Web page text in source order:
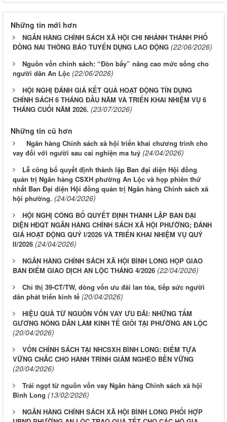
Những tin mới hơn
NGÂN HÀNG CHÍNH SÁCH XÃ HỘI CHI NHÁNH THÀNH PHỐ
ĐỒNG NAI THÔNG BÁO TUYỂN DỤNG LAO ĐỘNG (22/06/2026)
Nguồn vốn chính sách: “Đòn bẩy” nâng cao mức sống cho
người dân An Lộc (22/06/2026)
HỘI NGHỊ ĐÁNH GIÁ KẾT QUẢ HOẠT ĐỘNG TÍN DỤNG
CHÍNH SÁCH 6 THÁNG ĐẦU NĂM VÀ TRIỂN KHAI NHIỆM VỤ 6
THÁNG CUỐI NĂM 2026. (23/07/2026)
Những tin cũ hơn
Ngân hàng Chính sách xã hội triển khai chương trình cho
vay đối với người sau cai nghiện ma tuý (24/04/2026)
Lễ công bố quyết định thành lập Ban đại diện Hội đồng
quản trị Ngân hàng CSXH phường An Lộc và họp phiên thứ
nhất Ban Đại diện Hội đồng quản trị Ngân hàng Chính sách xã
hội phường. (24/04/2026)
HỘI NGHỊ CÔNG BỐ QUYẾT ĐỊNH THÀNH LẬP BAN ĐẠI
DIỆN HĐQT NGÂN HÀNG CHÍNH SÁCH XÃ HỘI PHƯỜNG; ĐÁNH
GIÁ HOẠT ĐỘNG QUÝ I/2026 VÀ TRIỂN KHAI NHIỆM VỤ QUÝ
II/2026 (24/04/2026)
NGÂN HÀNG CHÍNH SÁCH XÃ HỘI BÌNH LONG HỌP GIAO
BAN ĐIỂM GIAO DỊCH AN LỘC THÁNG 4/2026 (22/04/2026)
Chỉ thị 39-CT/TW, dòng vốn ưu đãi lan tỏa, tiếp sức người
dân phát triển kinh tế (20/04/2026)
HIỆU QUẢ TỪ NGUỒN VỐN VAY ƯU ĐÃI: NHỮNG TẤM
GƯƠNG NÔNG DÂN LÀM KINH TẾ GIỎI TẠI PHƯỜNG AN LỘC
(20/04/2026)
VỐN CHÍNH SÁCH TẠI NHCSXH BÌNH LONG: ĐIỂM TỰA
VỮNG CHẮC CHO HÀNH TRÌNH GIẢM NGHÈO BỀN VỮNG
(20/04/2026)
Trái ngọt từ nguồn vốn vay Ngân hàng Chính sách xã hội
Bình Long (13/02/2026)
NGÂN HÀNG CHÍNH SÁCH XÃ HỘI BÌNH LONG PHỐI HỢP